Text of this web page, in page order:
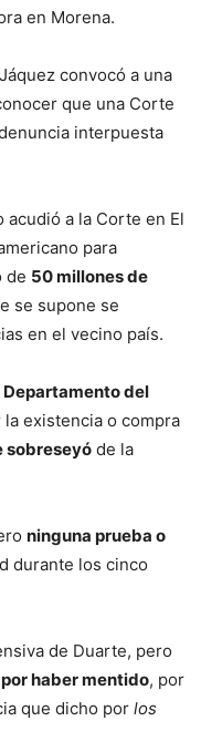
en Morena.
convocó a una
que una Corte
interpuesta
a la Corte en El
para
de 50 millones de
se supone se
en el vecino país.
Departamento del
existencia o compra
sobreseyó de la
ninguna prueba o
durante los cinco
de Duarte, pero
por haber mentido, por
que dicho por los